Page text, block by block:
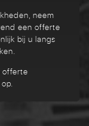
neem
een offerte
bij u langs
offerte